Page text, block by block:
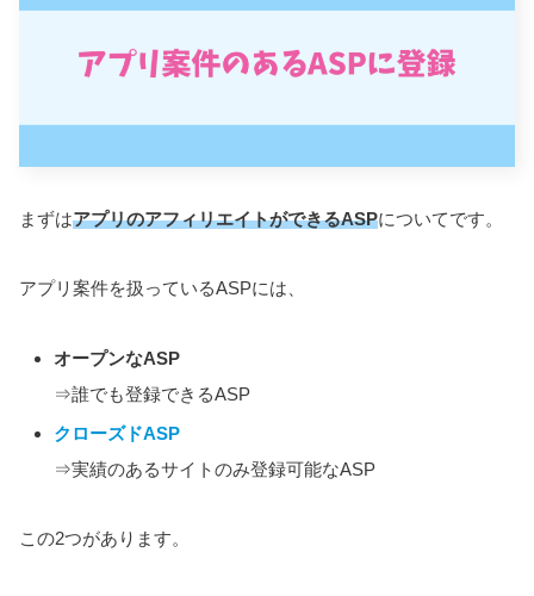
まずはアプリのアフィリエイトができるASPについてです。
アプリ案件を扱っているASPには、
オープンなASP
⇒誰でも登録できるASP
クローズドASP
⇒実績のあるサイトのみ登録可能なASP
この2つがあります。